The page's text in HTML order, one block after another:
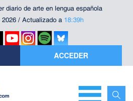
diario de arte en lengua española
2026 / Actualizado a 18:39h
ACCEDER